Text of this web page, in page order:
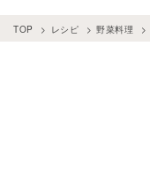
TOP レシピ 野菜料理